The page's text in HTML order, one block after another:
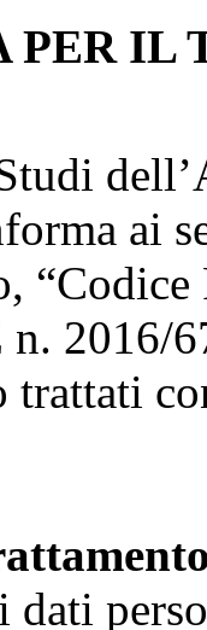
PER IL
ai
“Codice
n. 2016/
trattati
dati